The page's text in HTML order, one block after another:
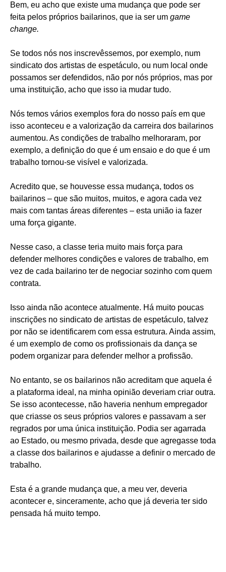
Bem, eu acho que existe uma mudança que pode ser
feita pelos próprios bailarinos, que ia ser um game
change.
Se todos nós nos inscrevêssemos, por exemplo, num
sindicato dos artistas de espetáculo, ou num local onde
possamos ser defendidos, não por nós próprios, mas por
uma instituição, acho que isso ia mudar tudo.
Nós temos vários exemplos fora do nosso país em que
isso aconteceu e a valorização da carreira dos bailarinos
aumentou. As condições de trabalho melhoraram, por
exemplo, a definição do que é um ensaio e do que é um
trabalho tornou-se visível e valorizada.
Acredito que, se houvesse essa mudança, todos os
bailarinos – que são muitos, muitos, e agora cada vez
mais com tantas áreas diferentes – esta união ia fazer
uma força gigante.
Nesse caso, a classe teria muito mais força para
defender melhores condições e valores de trabalho, em
vez de cada bailarino ter de negociar sozinho com quem
contrata.
Isso ainda não acontece atualmente. Há muito poucas
inscrições no sindicato de artistas de espetáculo, talvez
por não se identificarem com essa estrutura. Ainda assim,
é um exemplo de como os profissionais da dança se
podem organizar para defender melhor a profissão.
No entanto, se os bailarinos não acreditam que aquela é
a plataforma ideal, na minha opinião deveriam criar outra.
Se isso acontecesse, não haveria nenhum empregador
que criasse os seus próprios valores e passavam a ser
regrados por uma única instituição. Podia ser agarrada
ao Estado, ou mesmo privada, desde que agregasse toda
a classe dos bailarinos e ajudasse a definir o mercado de
trabalho.
Esta é a grande mudança que, a meu ver, deveria
acontecer e, sinceramente, acho que já deveria ter sido
pensada há muito tempo.